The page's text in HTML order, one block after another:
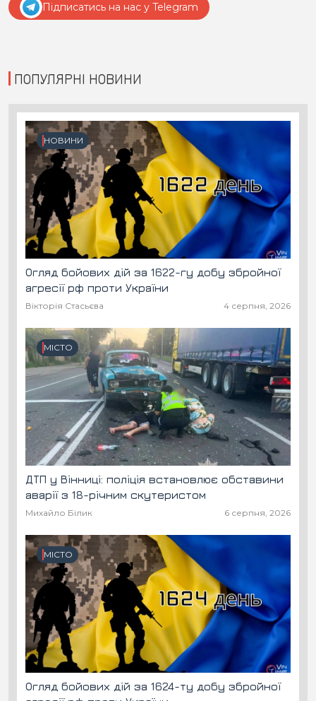
Підписатись на нас у Telegram
ПОПУЛЯРНІ НОВИНИ
НОВИНИ
Огляд бойових дій за 1622-гу добу збройної
агресії рф проти України
Вікторія Стасьєва 4 серпня, 2026
МІСТО
ДТП у Вінниці: поліція встановлює обставини
аварії з 18-річним скутеристом
Михайло Білик 6 серпня, 2026
МІСТО
Огляд бойових дій за 1624-ту добу збройної